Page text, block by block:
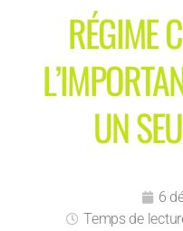
RÉGIME
UN
6
Temps de